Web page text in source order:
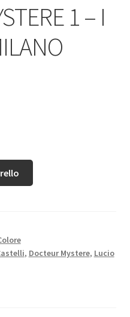
1 – I
, Docteur Mystere, Lucio